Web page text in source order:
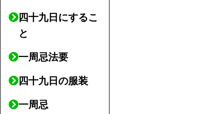
四十九日にするこ
と
一周忌法要
四十九日の服装
一周忌